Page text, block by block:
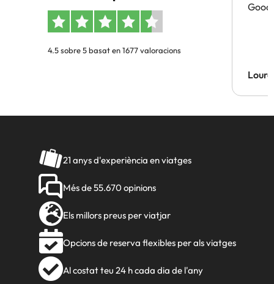
4.5 sobre 5 basat en 1677 valoracions
Good
21 anys d'experiència en viatges
Més de 55.670 opinions
Els millors preus per viatjar
Opcions de reserva flexibles per als viatges
Al costat teu 24 h cada dia de l'any